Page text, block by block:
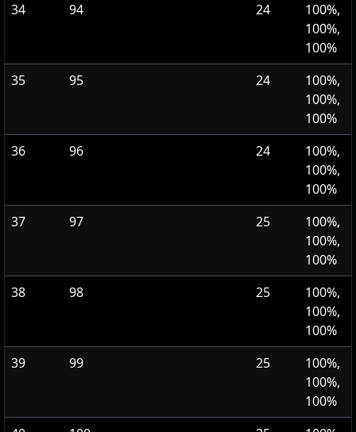
34
94 24
100%,
100%,
100%
35
95 24
100%,
100%,
100%
36
96 24
100%,
100%,
100%
37
97 25
100%,
100%,
100%
38
98 25
100%,
100%,
100%
39
99 25
100%,
100%,
100%